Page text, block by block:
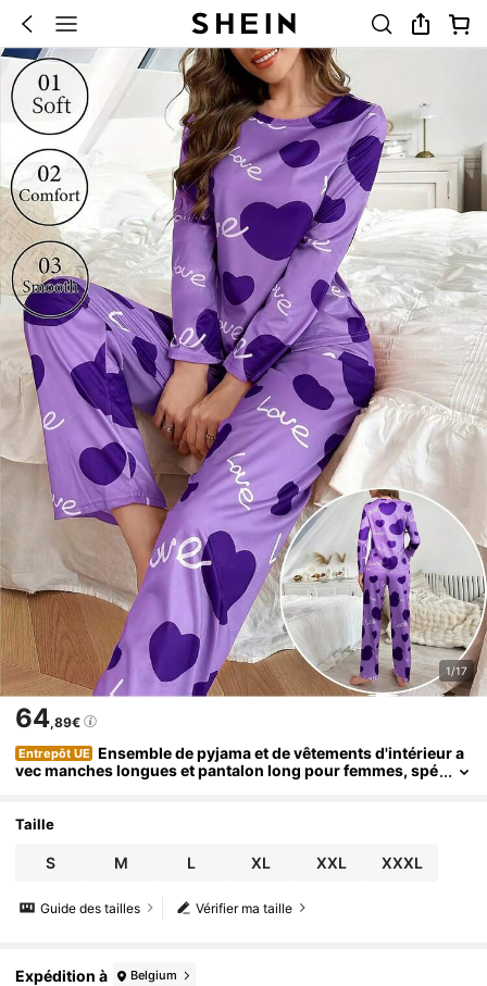
1/17
64,89€
Entrepôt UE Ensemble de pyjama et de vêtements d'intérieur a
vec manches longues et pantalon long pour femmes, spé
tissu confortable et coupe ample pour une soirée cocooning,
Taille
S M L XL XXL XXXL
Vérifier ma taille
Guide des tailles
Expédition à Belgium